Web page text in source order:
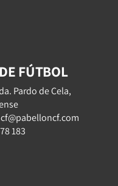
FÚTBOL
Pardo de Cela,
183